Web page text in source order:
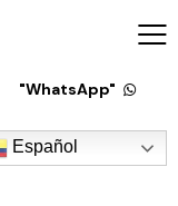
"WhatsApp"
Español